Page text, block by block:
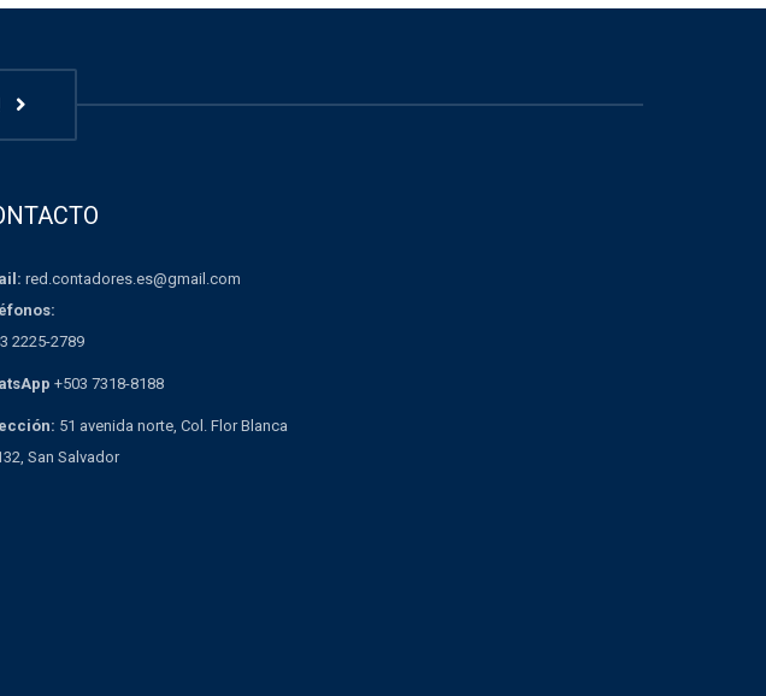
red.contadores.es@gmail.com
2225-2789
+503 7318-8188
51 avenida norte, Col. Flor Blanca
San Salvador